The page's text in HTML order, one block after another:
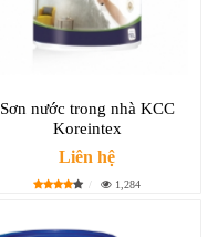
Sơn nước trong nhà KCC
Koreintex
Liên hệ
1,284